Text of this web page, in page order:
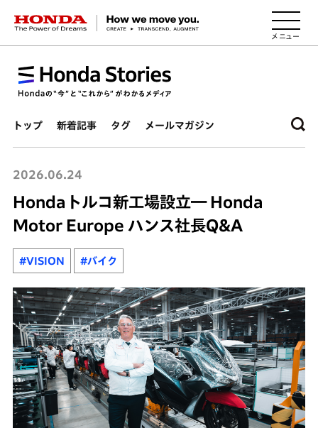
HONDA The Power of Dreams
トップ 新着記事 タグ メールマガジン
2026.06.24
Hondaトルコ新工場設立― Honda
Motor Europe ハンス社長Q&A
#VISION #バイク